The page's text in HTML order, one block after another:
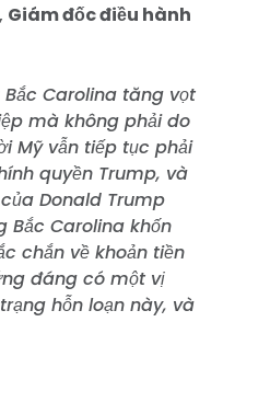
Giám đốc điều hành
Carolina tăng vọt
mà không phải do
Mỹ vẫn tiếp tục phải
quyền Trump, và
Donald Trump
Bắc Carolina khốn
chắn về khoản tiền
đáng có một vị
hỗn loạn này, và